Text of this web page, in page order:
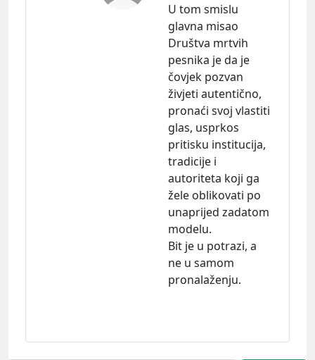
U tom smislu
glavna misao
Društva mrtvih
pesnika je da je
čovjek pozvan
živjeti autentično,
pronaći svoj vlastiti
glas, usprkos
pritisku institucija,
tradicije i
autoriteta koji ga
žele oblikovati po
unaprijed zadatom
modelu.
Bit je u potrazi, a
ne u samom
pronalaženju.